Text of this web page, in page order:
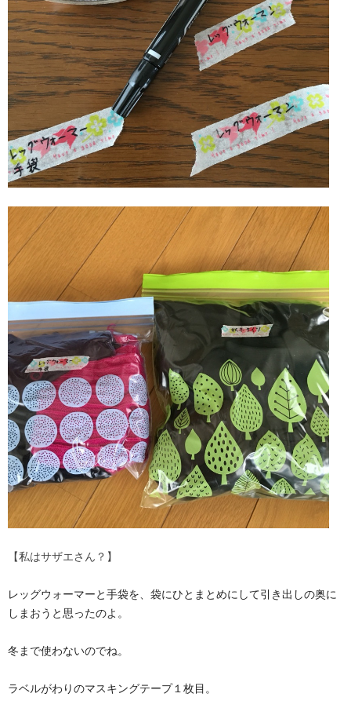
【私はサザエさん？】
レッグウォーマーと手袋を、袋にひとまとめにして引き出しの奥に
しまおうと思ったのよ。
冬まで使わないのでね。
ラベルがわりのマスキングテープ１枚目。